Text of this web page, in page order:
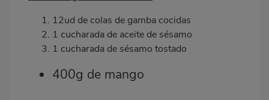
12ud de colas de gamba cocidas
1 cucharada de aceite de sésamo
1 cucharada de sésamo tostado
400g de mango